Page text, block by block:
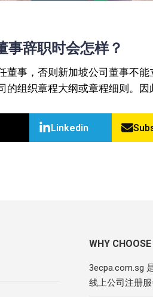
事辞职时会怎样？
董事，否则新加坡公司董事不
组织章程大纲或章程细则。因
Linkedin
WHY
3ecpa.com.sg
线上公司注册